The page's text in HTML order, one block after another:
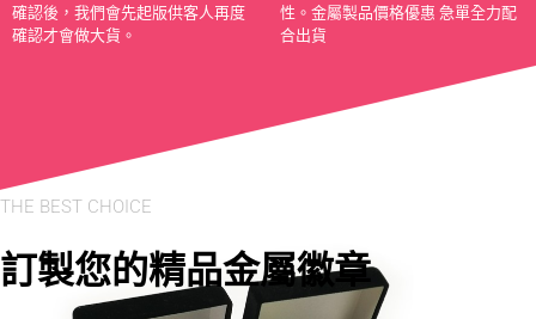
確認後，我們會先起版供客人再度
確認才會做大貨。
性。金屬製品價格優惠 急單全力配
合出貨
THE BEST CHOICE
訂製您的精品金屬徽章